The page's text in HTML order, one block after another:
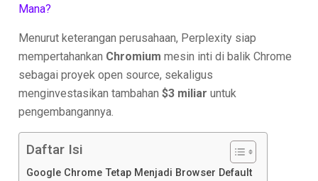
Mana?
Menurut keterangan perusahaan, Perplexity siap
mempertahankan Chromium mesin inti di balik Chrome
sebagai proyek open source, sekaligus
menginvestasikan tambahan$3 miliar untuk
pengembangannya.
Daftar Isi
Google Chrome Tetap Menjadi Browser Default